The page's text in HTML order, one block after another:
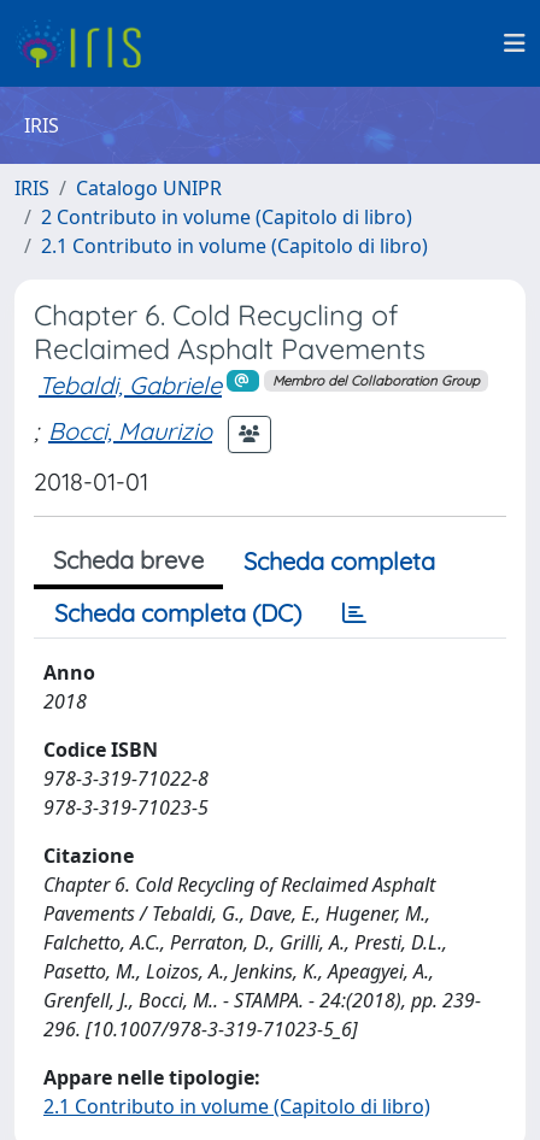
IRIS
IRIS
Catalogo UNIPR
2 Contributo in volume (Capitolo di libro)
2.1 Contributo in volume (Capitolo di libro)
Chapter 6. Cold Recycling of
Reclaimed Asphalt Pavements
Tebaldi, Gabriele Membro del Collaboration Group
; Bocci, Maurizio
2018-01-01
Scheda breve
Scheda completa
Scheda completa (DC)
Anno
2018
Codice ISBN
978-3-319-71022-8
978-3-319-71023-5
Citazione
Chapter 6. Cold Recycling of Reclaimed Asphalt
Pavements / Tebaldi, G., Dave, E., Hugener, M.,
Falchetto, A.C., Perraton, D., Grilli, A., Presti, D.L.,
Pasetto, M., Loizos, A., Jenkins, K., Apeagyei, A.,
Grenfell, J., Bocci, M.. - STAMPA. - 24:(2018), pp. 239-
296. [10.1007/978-3-319-71023-5_6]
Appare nelle tipologie:
2.1 Contributo in volume (Capitolo di libro)